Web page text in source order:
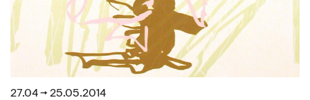
27.04 → 25.05.2014